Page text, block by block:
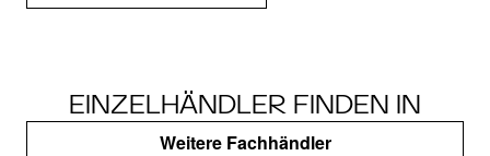
EINZELHÄNDLER FINDEN IN
Weitere Fachhändler